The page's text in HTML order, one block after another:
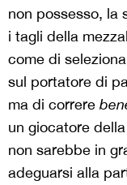
non possesso, la
i tagli della
come di
sul portatore di
ma di correre
un giocatore
non sarebbe in
adeguarsi alla